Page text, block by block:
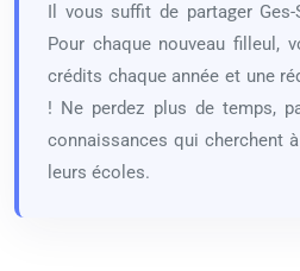
Il vous suffit de partager
Pour chaque nouveau filleul,
crédits chaque année et une
! Ne perdez plus de temps,
connaissances qui cherchent
leurs écoles.